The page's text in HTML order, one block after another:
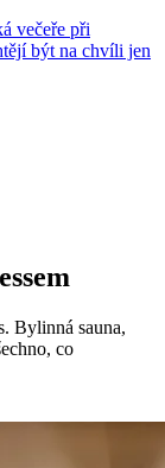
večeře při
být na chvíli jen
Bylinná sauna,
co